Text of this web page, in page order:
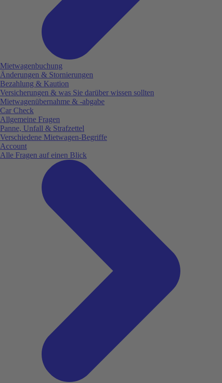
Mietwagenbuchung
Änderungen & Stornierungen
Bezahlung & Kaution
Versicherungen & was Sie darüber wissen sollten
Mietwagenübernahme & -abgabe
Car Check
Allgemeine Fragen
Panne, Unfall & Strafzettel
Verschiedene Mietwagen-Begriffe
Account
Alle Fragen auf einen Blick